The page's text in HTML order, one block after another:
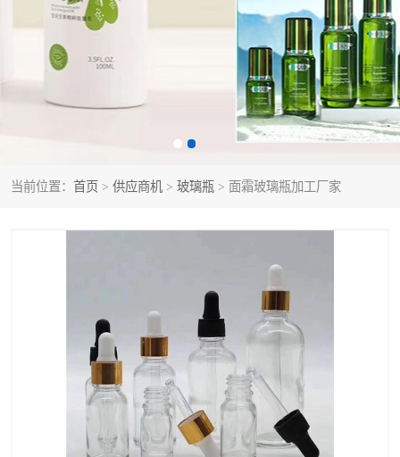
当前位置： 首页 > 供应商机 > 玻璃瓶 > 面霜玻璃瓶加工厂家